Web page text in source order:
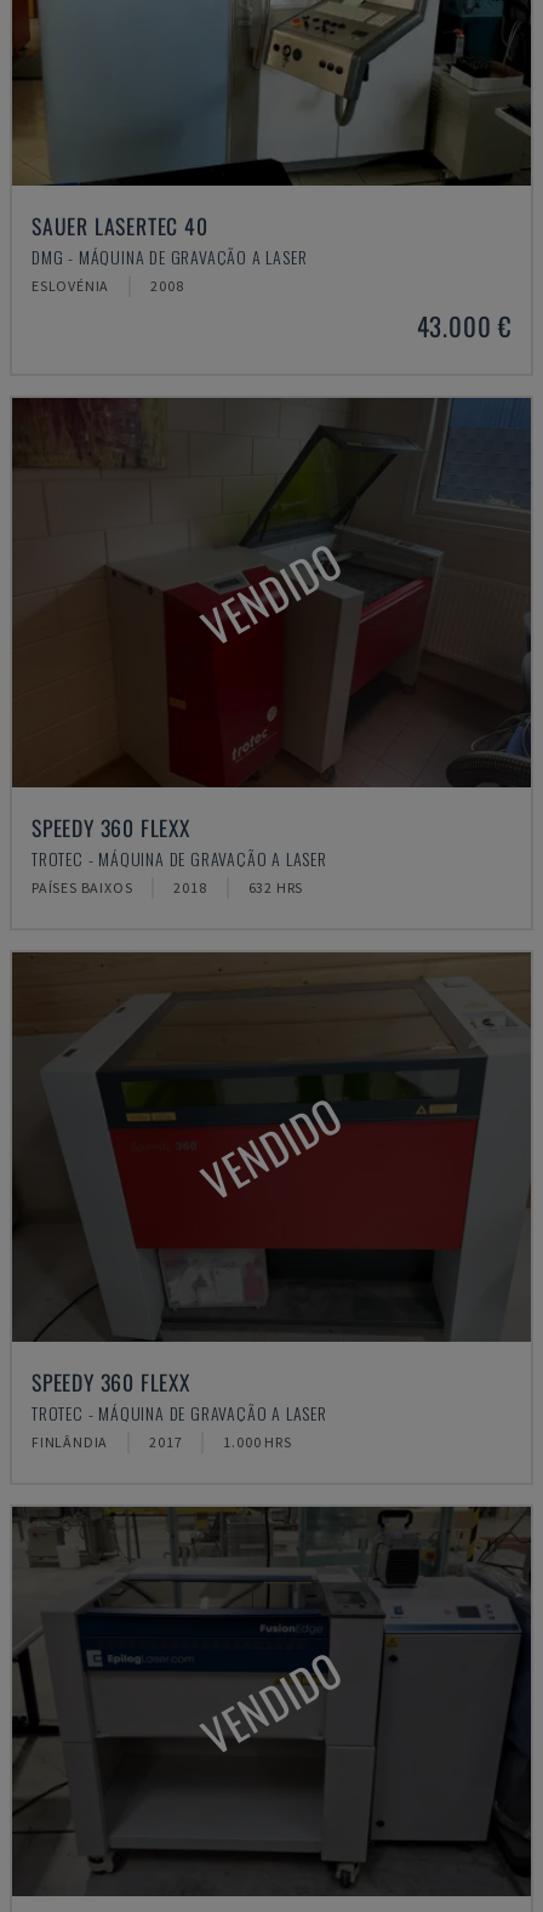
SAUER LASERTEC 40
DMG - MÁQUINA DE GRAVAÇÃO A LASER
ESLOVÉNIA 2008
43.000 €
VENDIDO
SPEEDY 360 FLEXX
TROTEC - MÁQUINA DE GRAVAÇÃO A LASER
PAÍSES BAIXOS 2018 632 HRS
VENDIDO
SPEEDY 360 FLEXX
TROTEC - MÁQUINA DE GRAVAÇÃO A LASER
FINLÂNDIA 2017 1.000 HRS
VENDIDO